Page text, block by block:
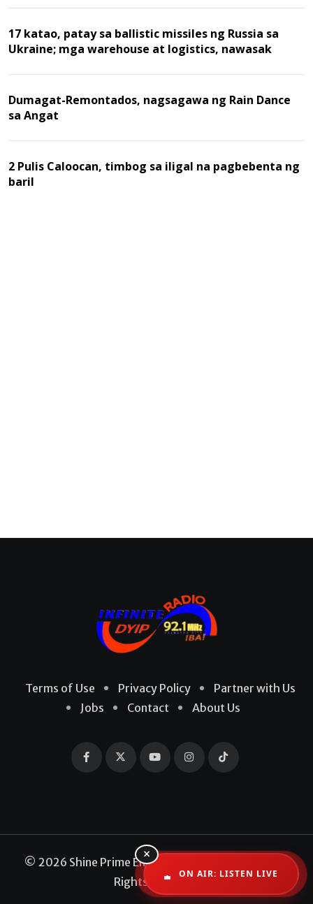
17 katao, patay sa ballistic missiles ng Russia sa
Ukraine; mga warehouse at logistics, nawasak
Dumagat-Remontados, nagsagawa ng Rain Dance
sa Angat
2 Pulis Caloocan, timbog sa iligal na pagbebenta ng
baril
Terms of Use Privacy Policy
Partner with Us
Jobs
Contact About Us
© 2026 Shine Prime Entertainment Production. All
Rights Reserved
×
ON AIR: LISTEN LIVE